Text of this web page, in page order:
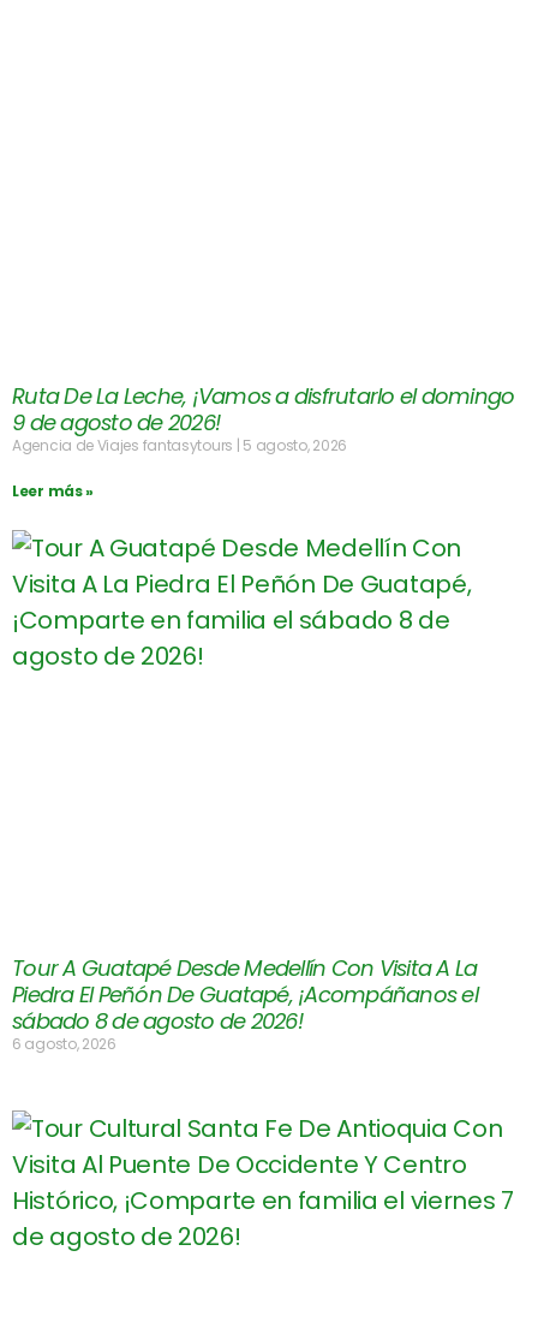
Ruta De La Leche, ¡Vamos a disfrutarlo el domingo
9 de agosto de 2026!
Agencia de Viajes fantasytours 5 agosto, 2026
Leer más »
Tour A Guatapé Desde Medellín Con Visita A La
Piedra El Peñón De Guatapé, ¡Acompáñanos el
sábado 8 de agosto de 2026!
6 agosto, 2026